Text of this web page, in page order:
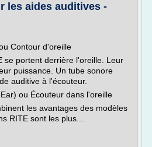
les aides auditives -
Contour d'oreille
se portent derrière l'oreille. Leur
puissance. Un tube sonore
auditive à l'écouteur.
ou Écouteur dans l'oreille
les avantages des modèles
RITE sont les plus...